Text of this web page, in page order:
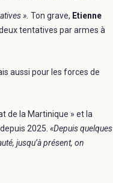
». Ton grave, Etienne
tentatives par armes à
aussi pour les forces de
de la Martinique » et la
2025. «Depuis quelques
jusqu’à présent, on